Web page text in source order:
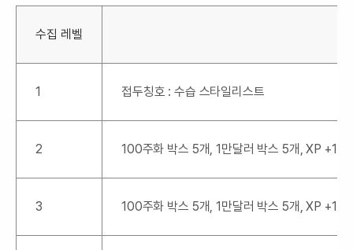
수집 레벨
1 접두칭호 : 수습 스타일리스트
2 100주화 박스 5개, 1만달러 박스 5개, XP
3 100주화 박스 5개, 1만달러 박스 5개, XP